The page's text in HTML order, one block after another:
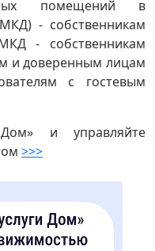
помещений в
- собственникам
- собственникам
и доверенным лицам
с гостевым
Дом» и управляйте
>>>